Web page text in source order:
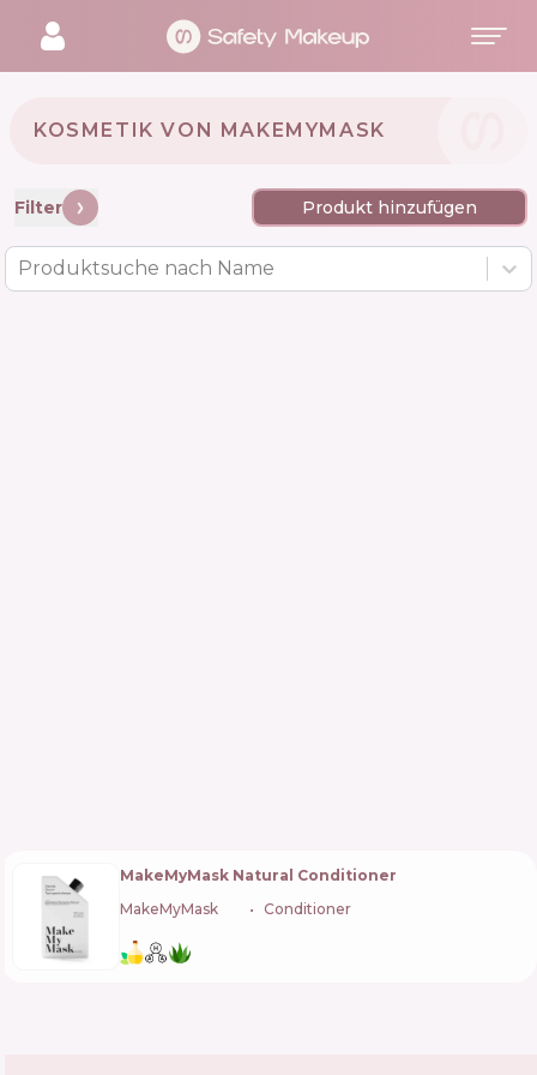
KOSMETIK VON MAKEMYMASK 🇵🇱
Filter Produkt hinzufügen
Produktsuche nach Name
MakeMyMask Natural Conditioner
MakeMyMask
Conditioner